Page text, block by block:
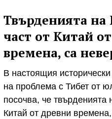
Твърденията на
част от Китай
времена, са
В настоящия
на проблема с Тибет от
посочва, че твърденията
Китай от древни